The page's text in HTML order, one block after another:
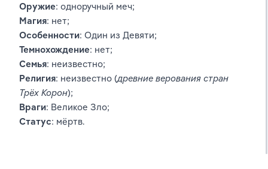
Оружие: одноручный меч;
Магия: нет;
Особенности: Один из Девяти;
Темнохождение: нет;
Семья: неизвестно;
Религия: неизвестно (древние верования стран
Трёх Корон);
Враги: Великое Зло;
Статус: мёртв.